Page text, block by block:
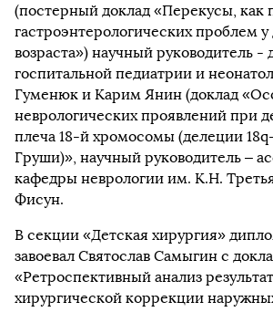
(постерный доклад «Перекусы, как
гастроэнтерологических проблем у
возраста») научный руководитель
госпитальной педиатрии и
Гуменюк и Карим Янин (доклад
неврологических проявлений при
плеча 18-й хромосомы (делеции
Груши)», научный руководитель –
кафедры неврологии им. К.Н.
Фисун.
В секции «Детская хирургия»
завоевал Святослав Самыгин с
«Ретроспективный анализ
хирургической коррекции